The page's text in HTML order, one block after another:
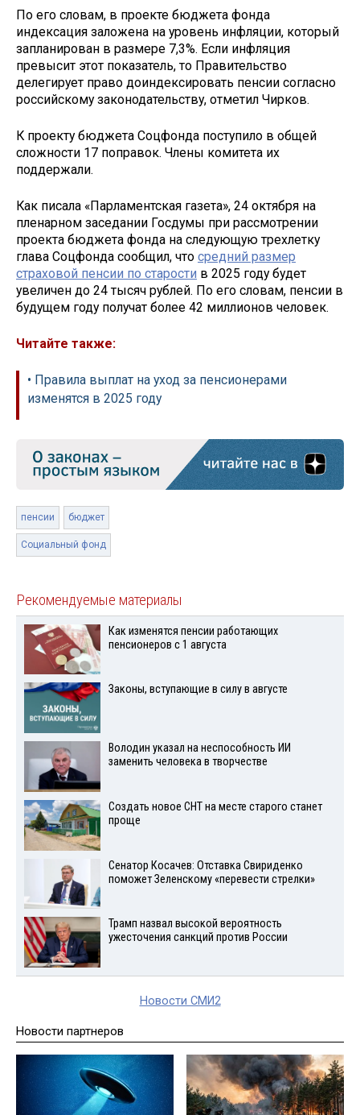
По его словам, в проекте бюджета фонда
индексация заложена на уровень инфляции, который
запланирован в размере 7,3%. Если инфляция
превысит этот показатель, то Правительство
делегирует право доиндексировать пенсии согласно
российскому законодательству, отметил Чирков.
К проекту бюджета Соцфонда поступило в общей
сложности 17 поправок. Члены комитета их
поддержали.
Как писала «Парламентская газета», 24 октября на
пленарном заседании Госдумы при рассмотрении
проекта бюджета фонда на следующую трехлетку
глава Соцфонда сообщил, что средний размер
страховой пенсии по старости в 2025 году будет
увеличен до 24 тысяч рублей. По его словам, пенсии в
будущем году получат более 42 миллионов человек.
Читайте также:
• Правила выплат на уход за пенсионерами
изменятся в 2025 году
пенсии бюджет
Социальный фонд
Рекомендуемые материалы
Как изменятся пенсии работающих
пенсионеров с 1 августа
Законы, вступающие в силу в августе
Володин указал на неспособность ИИ
заменить человека в творчестве
Создать новое СНТ на месте старого станет
проще
Сенатор Косачев: Отставка Свириденко
поможет Зеленскому «перевести стрелки»
Трамп назвал высокой вероятность
ужесточения санкций против России
Новости СМИ2
Новости партнеров